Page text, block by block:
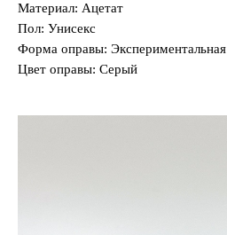
Материал: Ацетат
Пол: Унисекс
Форма оправы: Экспериментальная
Цвет оправы: Серый